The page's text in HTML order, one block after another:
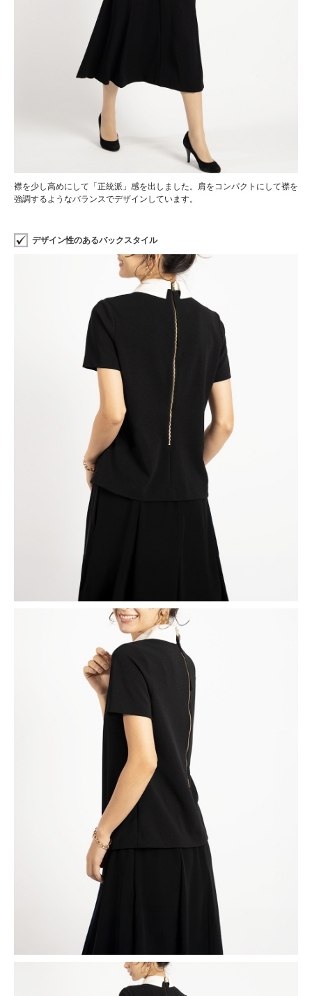
襟を少し高めにして「正統派」感を出しました。肩をコンパクトにして襟を
強調するようなバランスでデザインしています。
デザイン性のあるバックスタイル